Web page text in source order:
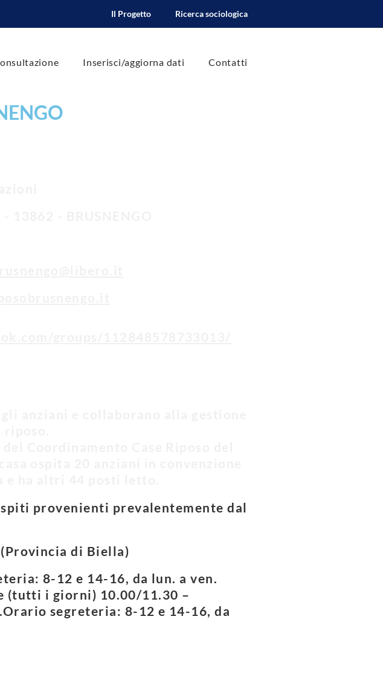
Il Progetto Ricerca sociologica
Inserisci/aggiorna dati Contatti
provenienti prevalentemente dal
di Biella)
8-12 e 14-16, da lun. a ven.
(tutti i giorni) 10.00/11.30 –
segreteria: 8-12 e 14-16, da